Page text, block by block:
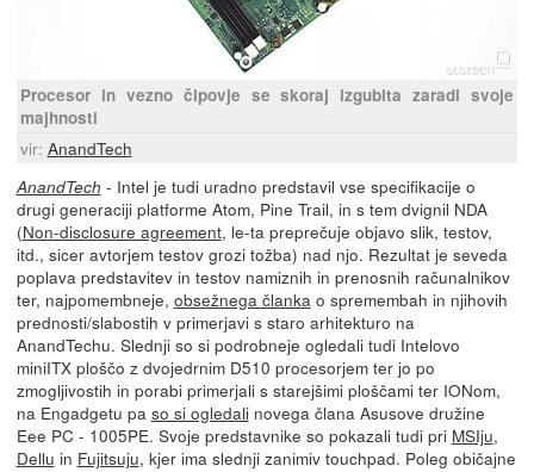
Procesor in vezno čipovje se skoraj izgubita zaradi svoje
majhnosti
vir: AnandTech
AnandTech - Intel je tudi uradno predstavil vse specifikacije o
drugi generaciji platforme Atom, Pine Trail, in s tem dvignil NDA
(Non-disclosure agreement, le-ta preprečuje objavo slik, testov,
itd., sicer avtorjem testov grozi tožba) nad njo. Rezultat je seveda
poplava predstavitev in testov namiznih in prenosnih računalnikov
ter, najpomembneje, obsežnega članka o spremembah in njihovih
prednosti/slabostih v primerjavi s staro arhitekturo na
AnandTechu. Slednji so si podrobneje ogledali tudi Intelovo
miniITX ploščo z dvojedrnim D510 procesorjem ter jo po
zmogljivostih in porabi primerjali s starejšimi ploščami ter IONom,
na Engadgetu pa so si ogledalinovega člana Asusove družine
Eee PC - 1005PE. Svoje predstavnike so pokazali tudi pri MSIju,
Dellu in Fujitsuju, kjer ima slednji zanimiv touchpad. Poleg običajne